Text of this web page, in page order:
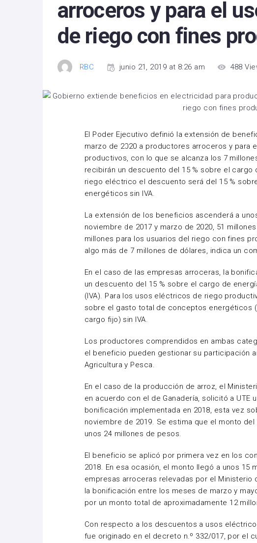
arroceros y para el
de riego con fines
RBC junio 21, 2019 at 8:26 am 488
El Poder Ejecutivo definió la extensión de
marzo de 2020 a productores arroceros y para
productivos, con lo que se alcanza los 7
recibirán un descuento del 15 % sobre el cargo
riego eléctrico el descuento será del 15 %
energéticos sin IVA.
La extensión de los beneficios ascenderá a
noviembre de 2017 y marzo de 2020, 51
millones para los usuarios del riego con fines
algo más de 7 millones de dólares, indica un
En el caso de las empresas arroceras, la
un descuento del 15 % sobre el cargo de
(IVA). Para los usos eléctricos de riego
sobre el gasto total de conceptos energéticos
cargo fijo) sin IVA.
Los productores comprendidos en ambas
el beneficio pueden gestionar su participación
Agricultura y Pesca.
En el caso de la producción de arroz, el
en acuerdo con el de Ganadería, solicitó a UTE
bonificación implementada en 2018, esta vez
noviembre de 2019. Se estima que el monto
unos 24 millones de pesos.
El beneficio se aplicó por primera vez en los
2018. En esa ocasión, el monto llegó a unos 15
empresas arroceras relevadas por el Ministerio
la bonificación entre los meses de marzo y
por un monto total de aproximadamente 12
Con respecto a los descuentos a usos
fue originado en el decreto n.º 332/017, por el